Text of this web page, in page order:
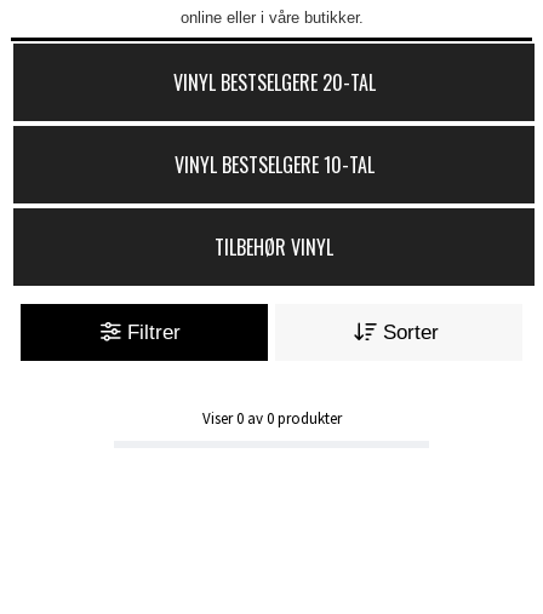
online eller i våre butikker.
VINYL BESTSELGERE 20-TAL
VINYL BESTSELGERE 10-TAL
TILBEHØR VINYL
Filtrer Sorter
Viser0av0produkter